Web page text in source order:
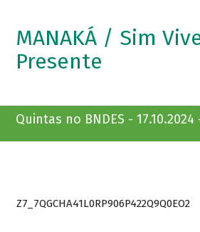
MANAKÁ / Sim
Presente
Quintas no BNDES - 17.10.2024
Z7_7QGCHA41L0RP906P422Q9Q0EO2